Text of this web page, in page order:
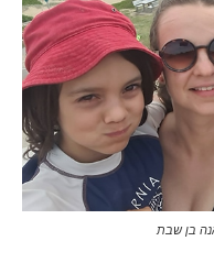
בן שבת